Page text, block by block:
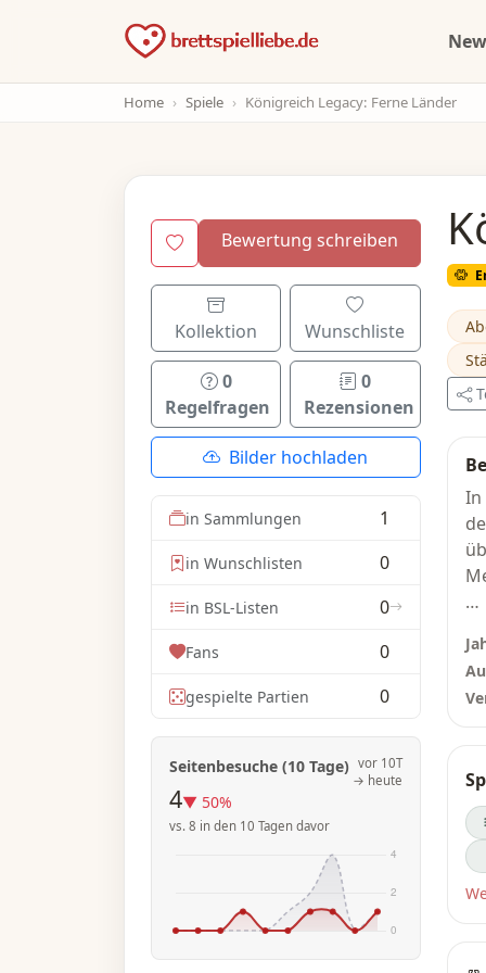
Home Spiele Königreich Legacy: Ferne Länder
Bewertung schreiben
Kollektion Wunschliste
0
Regelfragen
0
Rezensionen
Bilder hochladen
in Sammlungen 1
in Wunschlisten 0
in BSL-Listen 0
Fans 0
gespielte Partien 0
Seitenbesuche (10 Tage)
4▼ 50%
vs. 8 in den 10 Tagen davor
vor 10T
→ heute
In